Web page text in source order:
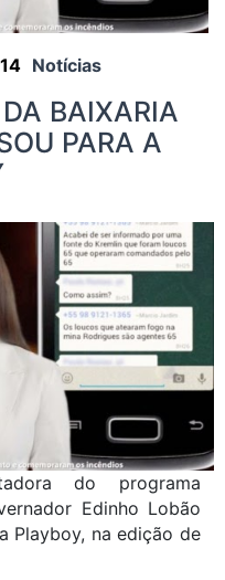
Notícias
BAIXARIA
PARA A
do programa
Edinho Lobão
Playboy, na edição de